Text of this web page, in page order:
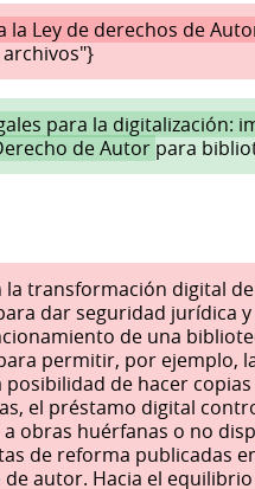
la Ley de derechos de
para la digitalización:
de Autor para
la transformación digital
dar seguridad jurídica
de una
permitir, por ejemplo,
de hacer
el préstamo digital
obras huérfanas o no
de reforma publicadas
autor. Hacia el